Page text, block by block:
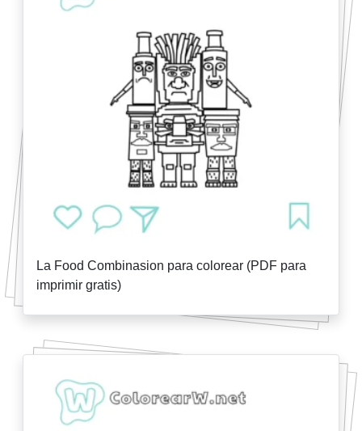
La Food Combinasion para colorear (PDF para
imprimir gratis)